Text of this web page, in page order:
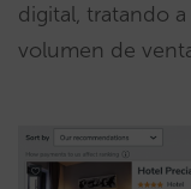
digital, tratando
volumen de